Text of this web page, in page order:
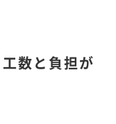
数と負担が